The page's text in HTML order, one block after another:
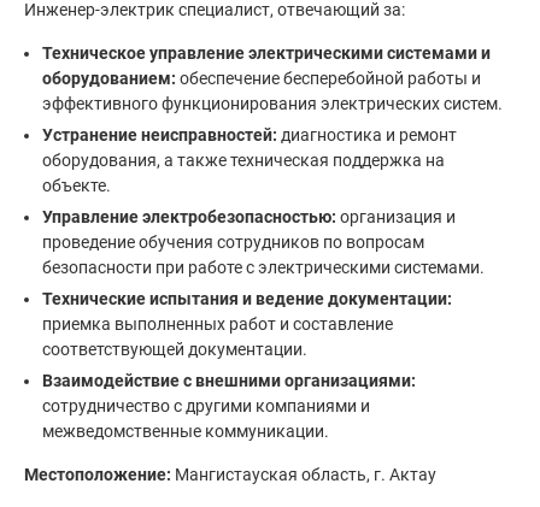
Инженер-электрик специалист, отвечающий за:
Техническое управление электрическими системами и
оборудованием: обеспечение бесперебойной работы и
эффективного функционирования электрических систем.
Устранение неисправностей: диагностика и ремонт
оборудования, а также техническая поддержка на
объекте.
Управление электробезопасностью: организация и
проведение обучения сотрудников по вопросам
безопасности при работе с электрическими системами.
Технические испытания и ведение документации:
приемка выполненных работ и составление
соответствующей документации.
Взаимодействие с внешними организациями:
сотрудничество с другими компаниями и
межведомственные коммуникации.
Местоположение: Мангистауская область, г. Актау